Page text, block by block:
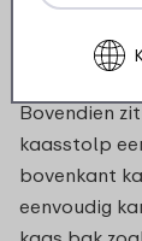
Een kaas
waardoor
Bovendien
kaasstolp
bovenkant
eenvoudig